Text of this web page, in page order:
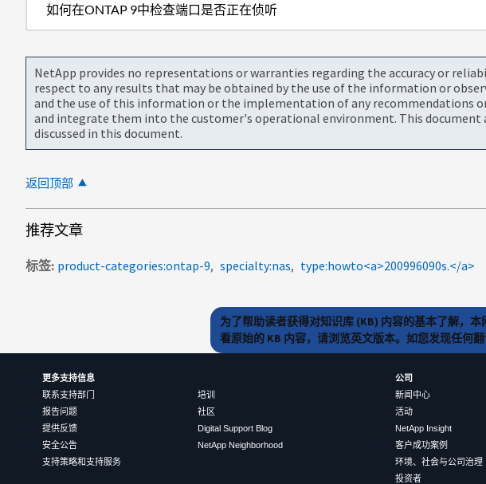
如何在ONTAP 9中检查端口是否正在侦听
NetApp provides no representations or warranties regarding the accuracy or
respect to any results that may be obtained by the use of the information or
and the use of this information or the implementation of any recommendations
and integrate them into the customer's operational environment. This
discussed in this document.
返回顶部
推荐文章
标签 product-categories:ontap-9 specialty:nas type:howto<a>200996090s.</a>
为了帮助读者获得对知识库 (KB) 内容的基本了解，
看原始的 KB 内容，请浏览英文版本。如您发现任何
更多支持信息
联系支持部门
报告问题
提供反馈
安全公告
支持策略和支持服务
培训
社区
Digital Support Blog
NetApp Neighborhood
公司
新闻中心
活动
NetApp Insight
客户成功案例
环境、社会与公司治理
投资者